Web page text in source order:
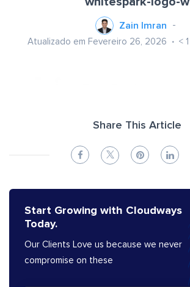
Zain Imran
Atualizado em Fevereiro 26, 2026 < 1
Share This Article
Start Growing with Cloudways
Today.
Our Clients Love us because we never
compromise on these